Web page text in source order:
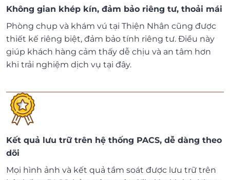
Không gian khép kín, đảm bảo riêng tư, thoải mái
Phòng chụp và khám vú tại Thiện Nhân cũng được
thiết kế riêng biệt, đảm bảo tính riêng tư. Điều này
giúp khách hàng cảm thấy dễ chịu và an tâm hơn
khi trải nghiệm dịch vụ tại đây.
Kết quả lưu trữ trên hệ thống PACS, dễ dàng theo
dõi
Mọi hình ảnh và kết quả tầm soát được lưu trữ trên